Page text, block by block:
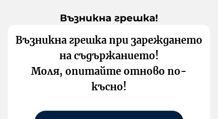
Възникна грешка!
Възникна грешка при зареждането
на съдържанието!
Моля, опитайте отново по-
късно!